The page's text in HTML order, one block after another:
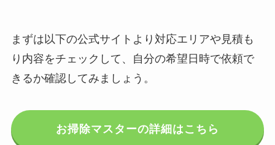
まずは以下の公式サイトより対応エリアや見積も
り内容をチェックして、自分の希望日時で依頼で
きるか確認してみましょう。
お掃除マスターの詳細はこちら